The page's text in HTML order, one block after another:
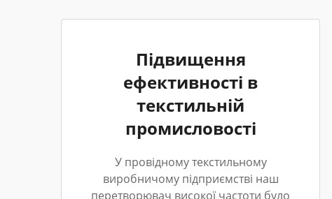
Підвищення
ефективності в
текстильній
промисловості
У провідному текстильному
виробничому підприємстві наш
перетворювач високої частоти було